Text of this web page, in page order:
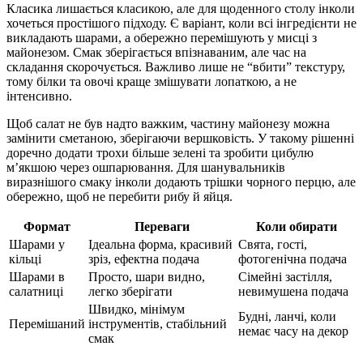
Класика лишається класикою, але для щоденного столу інколи
хочеться простішого підходу. Є варіант, коли всі інгредієнти не
викладають шарами, а обережно перемішують у мисці з
майонезом. Смак зберігається впізнаваним, але час на
складання скорочується. Важливо лише не “вбити” текстуру,
тому білки та овочі краще змішувати лопаткою, а не
інтенсивно.
Щоб салат не був надто важким, частину майонезу можна
замінити сметаною, зберігаючи вершковість. У такому рішенні
доречно додати трохи більше зелені та зробити цибулю
м’якшою через ошпарювання. Для шанувальників
виразнішого смаку інколи додають трішки чорного перцю, але
обережно, щоб не перебити рибу й яйця.
Формат Переваги
Коли обирати
Шарами у
кільці
Ідеальна форма, красивий
зріз, ефектна подача
Свята, гості,
фотогенічна подача
Шарами в
салатниці
Просто, шари видно,
легко зберігати
Сімейні застілля,
невимушена подача
Перемішаний
Швидко, мінімум
інструментів, стабільний
смак
Будні, ланчі, коли
немає часу на декор